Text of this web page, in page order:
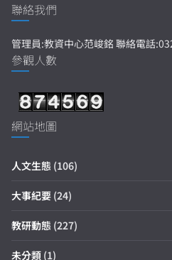
聯絡我們
管理員:教資中心范峻銘 聯絡電話
參觀人數
網站地圖
人文生態 (106)
大事紀要 (24)
教研動態 (227)
未分類 (1)